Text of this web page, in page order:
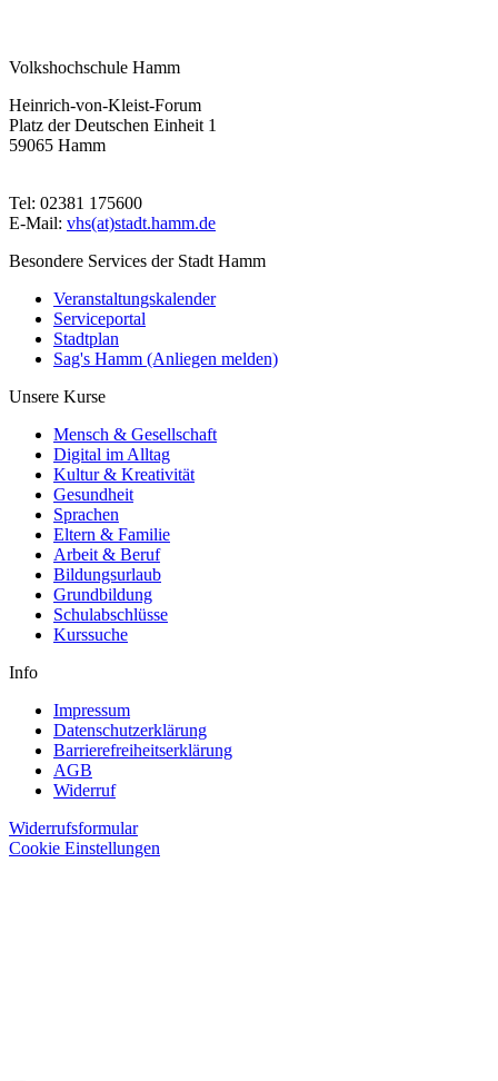
Volkshochschule Hamm
Heinrich-von-Kleist-Forum
Platz der Deutschen Einheit 1
59065 Hamm
Tel: 02381 175600
E-Mail: vhs(at)stadt.hamm.de
Besondere Services der Stadt Hamm
Veranstaltungskalender
Serviceportal
Stadtplan
Sag's Hamm (Anliegen melden)
Unsere Kurse
Mensch & Gesellschaft
Digital im Alltag
Kultur & Kreativität
Gesundheit
Sprachen
Eltern & Familie
Arbeit & Beruf
Bildungsurlaub
Grundbildung
Schulabschlüsse
Kurssuche
Info
Impressum
Datenschutzerklärung
Barrierefreiheitserklärung
AGB
Widerruf
Widerrufsformular
Cookie Einstellungen